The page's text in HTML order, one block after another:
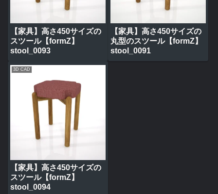
【家具】高さ450サイズの
スツール【formZ】
stool_0093
【家具】高さ450サイズの
丸型のスツール【formZ】
stool_0091
3D CAD
【家具】高さ450サイズの
スツール【formZ】
stool_0094